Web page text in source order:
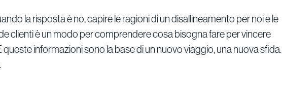
la risposta è no, capire le ragioni di un disallineamento per noi e le
clienti è un modo per comprendere cosa bisogna fare per vincere
queste informazioni sono la base di un nuovo viaggio, una nuova sfida.